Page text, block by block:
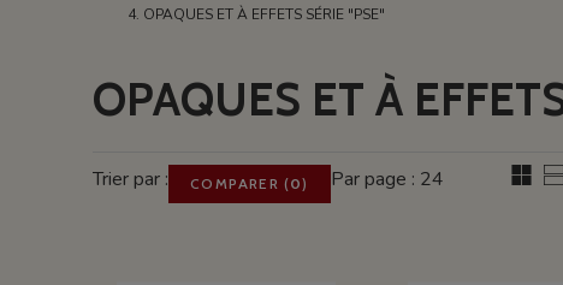
OPAQUES ET À EFFETS SÉRIE "PSE"
OPAQUES ET À
Trier par : COMPARER (0) Par page : 24